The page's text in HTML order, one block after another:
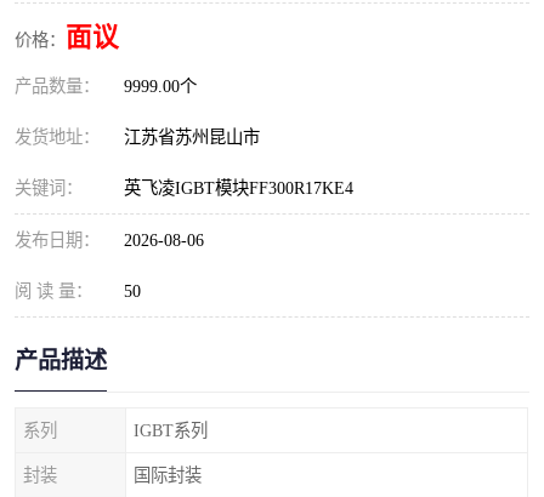
价格： 面议
产品数量： 9999.00个
发货地址： 江苏省苏州昆山市
关键词： 英飞凌IGBT模块FF300R17KE4
发布日期： 2026-08-06
阅 读 量： 50
产品描述
系列 IGBT系列
封装 国际封装